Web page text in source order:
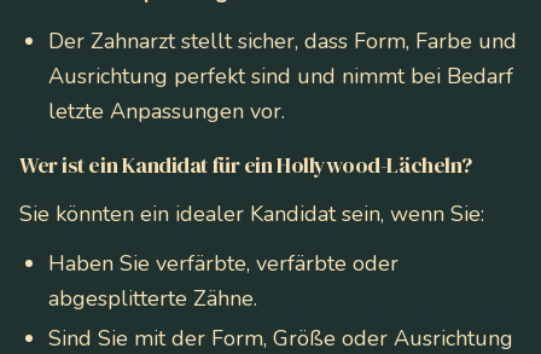
Der Zahnarzt stellt sicher, dass Form, Farbe und
Ausrichtung perfekt sind und nimmt bei Bedarf
letzte Anpassungen vor.
Wer ist ein Kandidat für ein Hollywood-Lächeln?
Sie könnten ein idealer Kandidat sein, wenn Sie:
Haben Sie verfärbte, verfärbte oder
abgesplitterte Zähne.
Sind Sie mit der Form, Größe oder Ausrichtung